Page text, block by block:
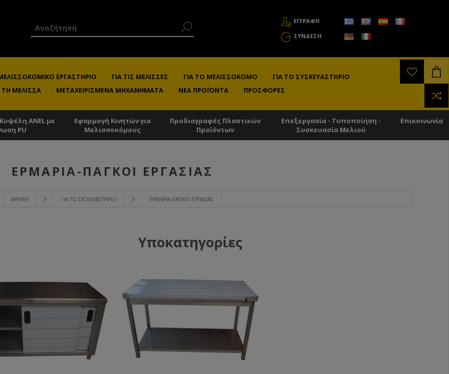
ΕΓΓΡΑΦΗ
ΣΎΝΔΕΣΗ
ΕΡΓΑΣΤΉΡΙΟ ΓΙΑ ΤΙΣ ΜΈΛΙΣΣΕΣ ΓΙΑ ΤΟ ΜΕΛΙΣΣΟΚΌΜΟ
ΓΙΑ ΤΟ ΣΥΣΚΕΥΑΣΤΉΡΙΟ
ΜΈΛΙΣΣΑ
ΜΕΤΑΧΕΙΡΙΣΜΈΝΑ ΜΗΧΑΝΉΜΑΤΑ ΝΈΑ ΠΡΟΪΌΝΤΑ ΠΡΟΣΦΟΡΈΣ
ANEL με
PU
Εφαρμογή Κινητών για
Μελισσοκόμους
Προδιαγραφές Πλαστικών
Προϊόντων
Επεξεργασία - Τυποποίηση -
Συσκευασία Μελιού
Επικοινωνία
ΑΡΧΙΚΉ ΓΙΑ ΤΟ ΣΥΣΚΕΥΑΣΤΉΡΙΟ ΕΡΜΆΡΙΑ-ΠΆΓΚΟΙ ΕΡΓΑΣΊΑΣ
ΕΡΜΆΡΙΑ-ΠΆΓΚΟΙ ΕΡΓΑΣΊΑΣ
Υποκατηγορίες